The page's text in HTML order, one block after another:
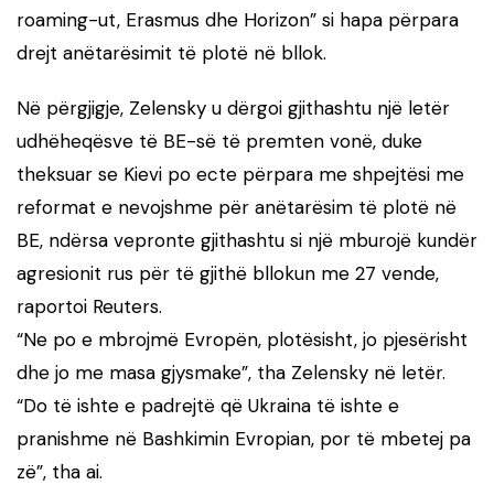
roaming-ut, Erasmus dhe Horizon” si hapa përpara
drejt anëtarësimit të plotë në bllok.
Në përgjigje, Zelensky u dërgoi gjithashtu një letër
udhëheqësve të BE-së të premten vonë, duke
theksuar se Kievi po ecte përpara me shpejtësi me
reformat e nevojshme për anëtarësim të plotë në
BE, ndërsa vepronte gjithashtu si një mburojë kundër
agresionit rus për të gjithë bllokun me 27 vende,
raportoi Reuters.
“Ne po e mbrojmë Evropën, plotësisht, jo pjesërisht
dhe jo me masa gjysmake”, tha Zelensky në letër.
“Do të ishte e padrejtë që Ukraina të ishte e
pranishme në Bashkimin Evropian, por të mbetej pa
zë”, tha ai.